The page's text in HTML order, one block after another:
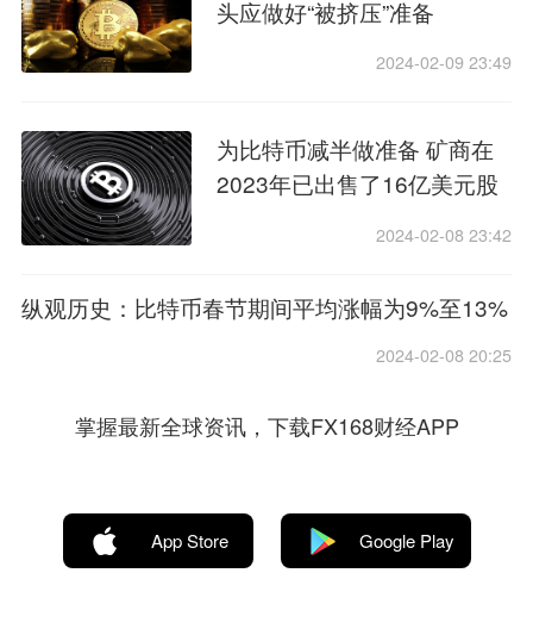
头应做好“被挤压”准备
2024-02-09 23:49
为比特币减半做准备 矿商在
2023年已出售了16亿美元股
2024-02-08 23:42
纵观历史：比特币春节期间平均涨幅为9%至13%
2024-02-08 20:25
掌握最新全球资讯，下载FX168财经APP
App Store Google Play